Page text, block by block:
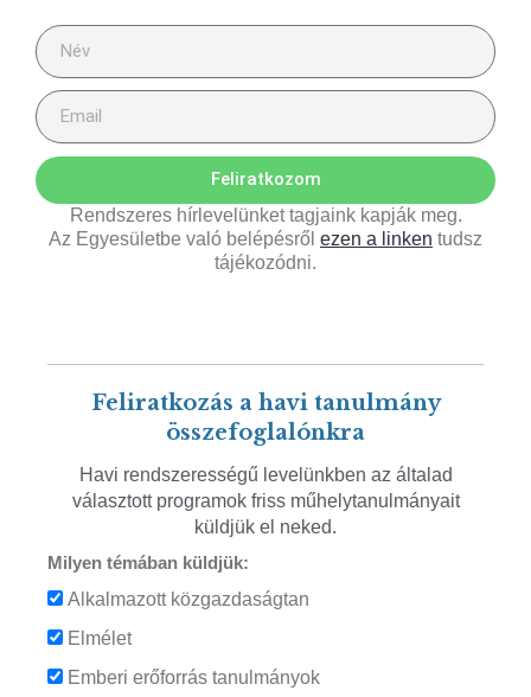
Feliratkozom
Rendszeres hírlevelünket tagjaink kapják meg.
Az Egyesületbe való belépésről ezen a linken tudsz
tájékozódni.
Feliratkozás a havi tanulmány
összefoglalónkra
Havi rendszerességű levelünkben az általad
választott programok friss műhelytanulmányait
küldjük el neked.
Milyen témában küldjük:
Alkalmazott közgazdaságtan
Elmélet
Emberi erőforrás tanulmányok